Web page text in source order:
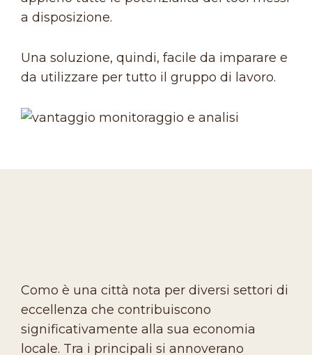
a disposizione.
Una soluzione, quindi, facile da imparare e
da utilizzare per tutto il gruppo di lavoro.
Como è una città nota per diversi settori di
eccellenza che contribuiscono
significativamente alla sua economia
locale. Tra i principali si annoverano